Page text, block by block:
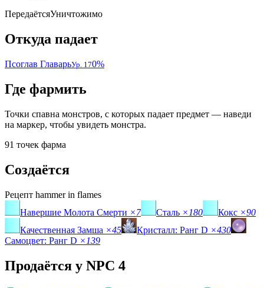
ПередаётсяУничтожимо
Откуда падает
Псоглав ГлаварьУр. 170%
Где фармить
Точки спавна монстров, с которых падает предмет — наведи
на маркер, чтобы увидеть монстра.
91 точек фарма
Создаётся
Рецепт hammer in flames
Навершие Молота Смерти ×7 Сталь ×180 Кокс ×90
Качественная Замша ×45 Кристалл: Ранг D ×430
Самоцвет: Ранг D ×139
Продаётся у NPC 4